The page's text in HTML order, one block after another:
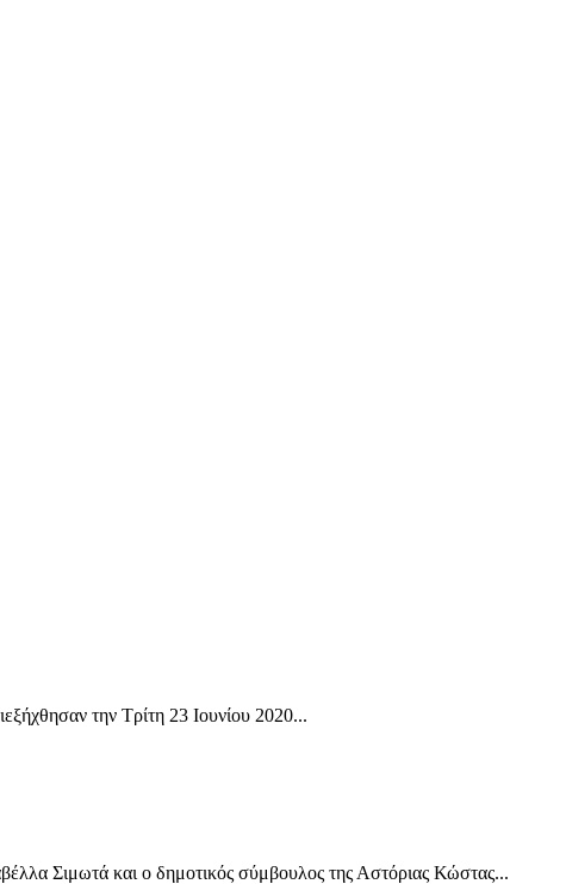
την Τρίτη 23 Ιουνίου 2020...
Σιμωτά και ο δημοτικός σύμβουλος της Αστόριας Κώστας...